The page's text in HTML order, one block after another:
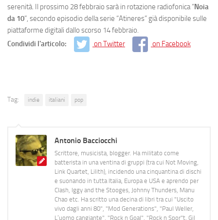
serenità. Il prossimo 28 febbraio sarà in rotazione radiofonica “Noia
da 10”, secondo episodio della serie “Atineres” già disponibile sulle
piattaforme digitali dallo scorso 14 febbraio.
Condividi l'articolo:
on Twitter on Facebook
Tag: indie italiani pop
Antonio Bacciocchi
Scrittore, musicista, blogger. Ha militato come
batterista in una ventina di gruppi (tra cui Not Moving,
Link Quartet, Lilith), incidendo una cinquantina di dischi
e suonando in tutta Italia, Europa e USA e aprendo per
Clash, Iggy and the Stooges, Johnny Thunders, Manu
Chao etc. Ha scritto una decina di libri tra cui "Uscito
vivo dagli anni 80", "Mod Generations", "Paul Weller,
L’uomo cangiante", "Rock n Goal", "Rock n Spor"t, Gil